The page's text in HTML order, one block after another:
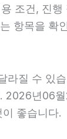
조건, 진
항목을 확
질 수 있
년06
좋습니다.